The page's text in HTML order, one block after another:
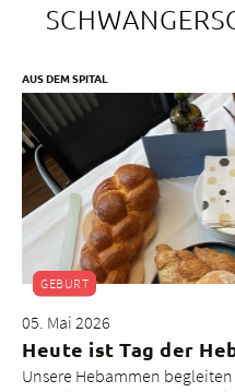
AUS DEM SPITAL
GEBURT
05. Mai 2026
Heute ist Tag der
Unsere Hebammen